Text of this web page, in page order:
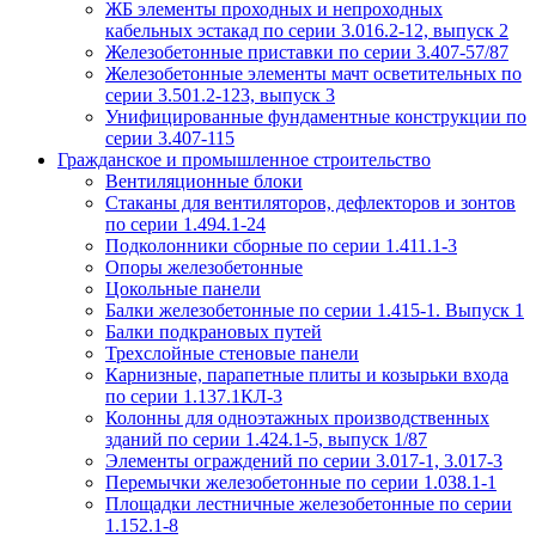
ЖБ элементы проходных и непроходных
кабельных эстакад по серии 3.016.2-12, выпуск 2
Железобетонные приставки по серии 3.407-57/87
Железобетонные элементы мачт осветительных по
серии 3.501.2-123, выпуск 3
Унифицированные фундаментные конструкции по
серии 3.407-115
Гражданское и промышленное строительство
Вентиляционные блоки
Стаканы для вентиляторов, дефлекторов и зонтов
по серии 1.494.1-24
Подколонники сборные по серии 1.411.1-3
Опоры железобетонные
Цокольные панели
Балки железобетонные по серии 1.415-1. Выпуск 1
Балки подкрановых путей
Трехслойные стеновые панели
Карнизные, парапетные плиты и козырьки входа
по серии 1.137.1КЛ-3
Колонны для одноэтажных производственных
зданий по серии 1.424.1-5, выпуск 1/87
Элементы ограждений по серии 3.017-1, 3.017-3
Перемычки железобетонные по серии 1.038.1-1
Площадки лестничные железобетонные по серии
1.152.1-8